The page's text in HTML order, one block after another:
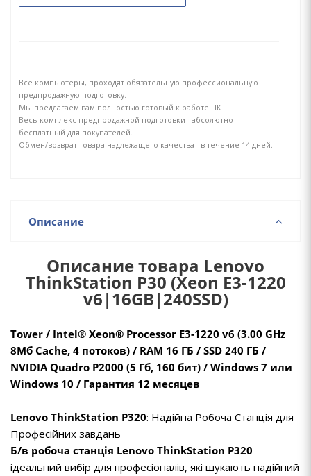
Все компьютеры, проходят обязательную профессиональную
предпродажную подготовку.
Мы предлагаем вам полностью готовый к работе ПК
Весь комплекс предпродажной подготовки - абсолютно
бесплатный для покупателей.
Обмен/возврат товара надлежащего качества - в течение 14 дней.
Описание
Описание товара Lenovo
ThinkStation P30 (Xeon E3-1220
v6|16GB|240SSD)
Tower / Intel® Xeon® Processor E3-1220 v6 (3.00 GHz
8Mб Cache, 4 потоков) / RAM 16 ГБ / SSD 240 ГБ /
NVIDIA Quadro P2000 (5 Гб, 160 бит) / Windows 7 или
Windows 10 / Гарантия 12 месяцев
Lenovo ThinkStation P320: Надійна Робоча Станція для
Професійних завдань
Б/в робоча станція Lenovo ThinkStation P320 -
ідеальний вибір для професіоналів, які шукають надійний